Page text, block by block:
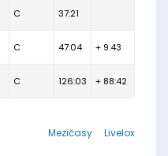
C 37:21
C 47:04 + 9:43
C 126:03 + 88:42
Livelox
Mezičasy